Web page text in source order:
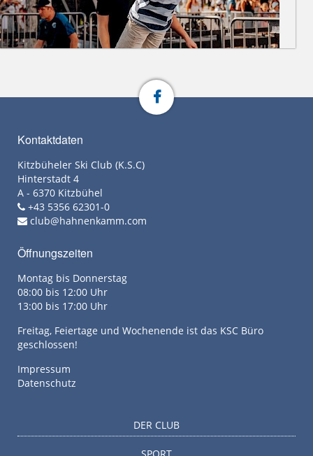
Kontaktdaten
Kitzbüheler Ski Club (K.S.C)
Hinterstadt 4
A - 6370 Kitzbühel
+43 5356 62301-0
club@hahnenkamm.com
Öffnungszeiten
Montag bis Donnerstag
08:00 bis 12:00 Uhr
13:00 bis 17:00 Uhr
Freitag, Feiertage und Wochenende ist das KSC Büro
geschlossen!
Impressum
Datenschutz
DER CLUB